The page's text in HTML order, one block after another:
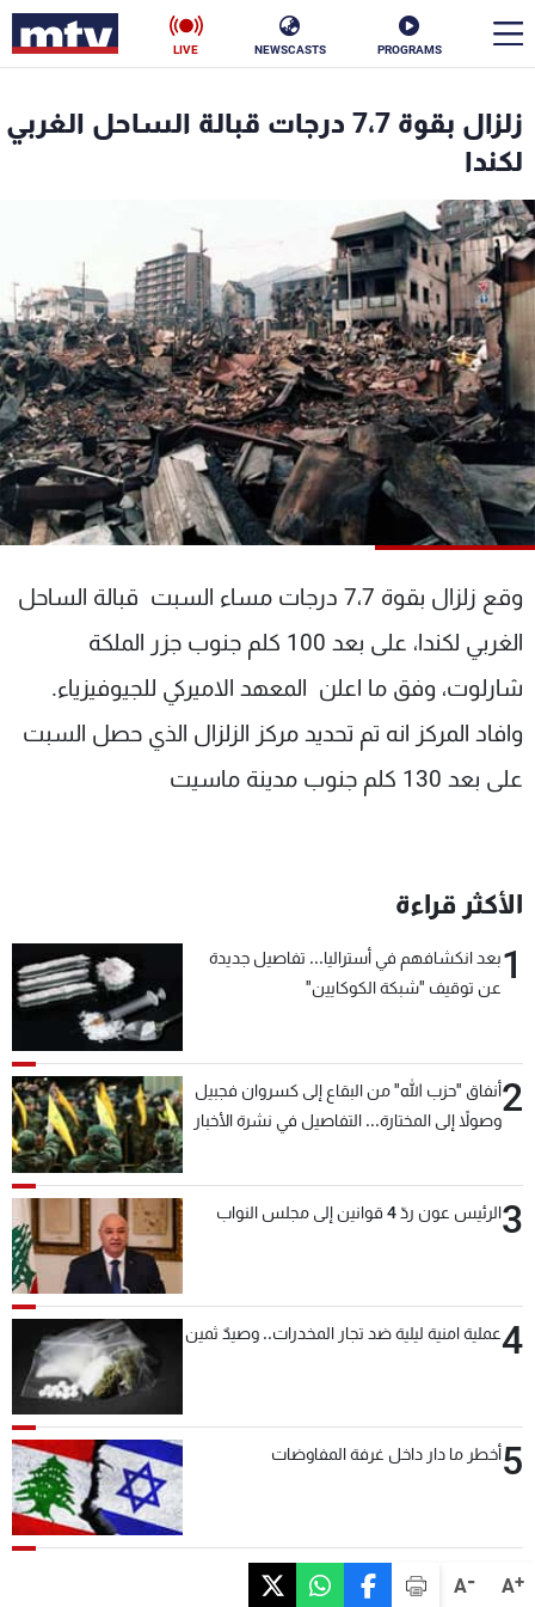
PROGRAMS
NEWSCASTS
LIVE
A+
A-
زلزال بقوة 7،7 درجات قبالة الساحل الغربي
لكندا
وقع زلزال بقوة 7،7 درجات مساء السبت قبالة الساحل
الغربي لكندا، على بعد 100 كلم جنوب جزر الملكة
شارلوت، وفق ما اعلن المعهد الاميركي للجيوفيزياء.
وافاد المركز انه تم تحديد مركز الزلزال الذي حصل السبت
على بعد 130 كلم جنوب مدينة ماسيت
الأكثر قراءة
1بعد انكشافهم في أستراليا... تفاصيل جديدة
عن توقيف "شبكة الكوكايين"
2أنفاق "حزب الله" من البقاع إلى كسروان فجبيل
وصولاً إلى المختارة... التفاصيل في نشرة الأخبار
3الرئيس عون ردّ 4 قوانين إلى مجلس النواب
4عملية امنية ليلية ضد تجار المخدرات.. وصيدٌ ثمين
5أخطر ما دار داخل غرفة المفاوضات
الأخبار
سياسة
إقتصاد فن
منوعات رياضة
كأس العالم
البرامج
جدول البرامج
الترددات
الإنـتـاج
لاعلاناتكم
تواصل معنا
شروط الإسـتخدام
سياسة الخصوصية